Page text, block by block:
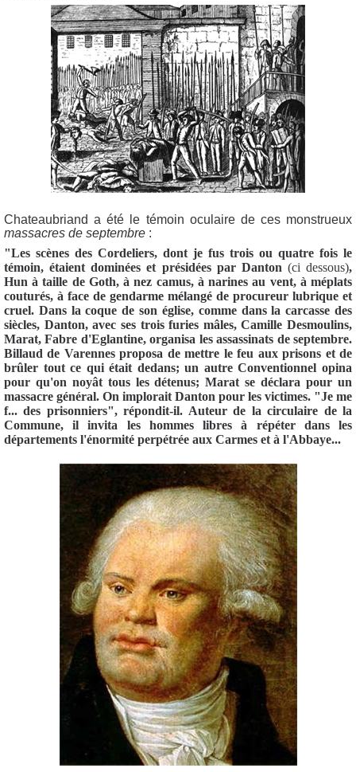
Chateaubriand a été le témoin oculaire de ces monstrueux
massacres de septembre :
"Les scènes des Cordeliers, dont je fus trois ou quatre fois le
témoin, étaient dominées et présidées par Danton (ci dessous),
Hun à taille de Goth, à nez camus, à narines au vent, à méplats
couturés, à face de gendarme mélangé de procureur lubrique et
cruel. Dans la coque de son église, comme dans la carcasse des
siècles, Danton, avec ses trois furies mâles, Camille Desmoulins,
Marat, Fabre d'Eglantine, organisa les assassinats de septembre.
Billaud de Varennes proposa de mettre le feu aux prisons et de
brûler tout ce qui était dedans; un autre Conventionnel opina
pour qu'on noyât tous les détenus; Marat se déclara pour un
massacre général. On implorait Danton pour les victimes. "Je me
f... des prisonniers", répondit-il. Auteur de la circulaire de la
Commune, il invita les hommes libres à répéter dans les
départements l'énormité perpétrée aux Carmes et à l'Abbaye...